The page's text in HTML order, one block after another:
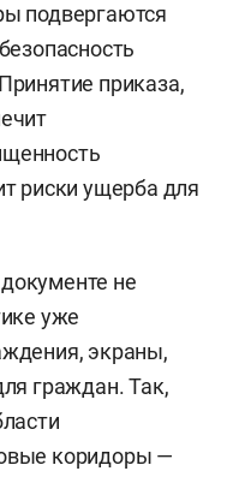
подвергаются
приказа,
риски ущерба для
не
уже
экраны,
граждан. Так,
коридоры —